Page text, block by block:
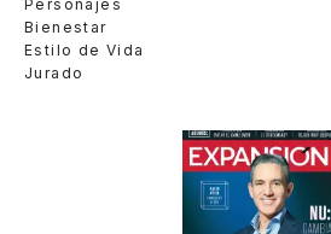
Personajes
Bienestar
Estilo de Vida
Jurado